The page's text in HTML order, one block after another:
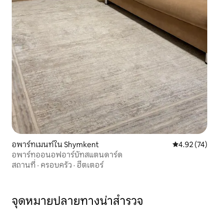
อพาร์ทเมนท์ใน Shymkent คะแนนเฉลี่ย
4.92 (74)
อพาร์ทออนอฟอาร์บัทสแตนดาร์ด
สถานที่ · ครอบครัว · ฮีตเตอร์
จุดหมายปลายทางน่าสำรวจ